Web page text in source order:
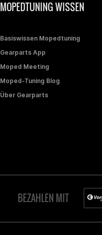
MOPEDTUNING WISSEN
Basiswissen Mopedtuning
Gearparts App
Moped Meeting
Moped-Tuning Blog
Über Gearparts
BEZAHLEN MIT